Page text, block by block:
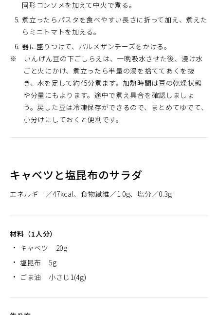
固形コンソメを加えて中火で煮る。
煮立ったらパスタを食べやすい長さに折って加え、煮えた
らミニトマトを加える。
器に盛りつけて、パルメザンチーズをかける。
※ いんげん豆の下ごしらえは、一晩吸水させた後、浸け水
ごと火にかけ、煮立ったら半量の湯を捨ててあくを抜
き、水を足して約45分煮ます。加熱時間は豆の乾燥状態
や分量にもよります。途中で煮え具合を確認しましょ
う。戻した豆は冷凍保存ができるので、まとめてゆでて、
小分けにしておくと便利です。
キャベツと塩昆布のサラダ
エネルギー 47kcal 食物繊維 1.0g 塩分 0.3g
材料（1人分）
キャベツ 20g
塩昆布 5g
ごま油 小さじ1(4g)